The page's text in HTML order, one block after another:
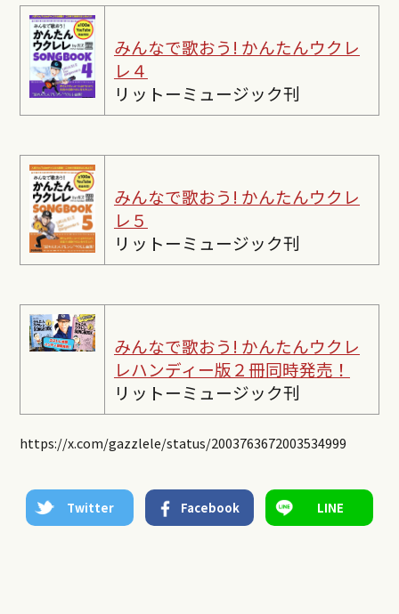
みんなで歌おう! かんたんウクレ
レ４
リットーミュージック刊
みんなで歌おう! かんたんウクレ
レ５
リットーミュージック刊
みんなで歌おう! かんたんウクレ
レハンディー版２冊同時発売！
リットーミュージック刊
https://x.com/gazzlele/status/2003763672003534999
Twitter Facebook LINE